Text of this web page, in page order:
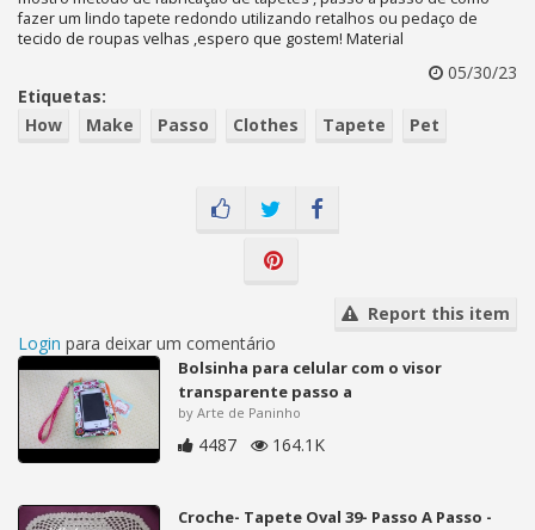
fazer um lindo tapete redondo utilizando retalhos ou pedaço de
tecido de roupas velhas ,espero que gostem! Material
05/30/23
Etiquetas:
How
Make Passo Clothes Tapete Pet
Report this item
Login para deixar um comentário
Bolsinha para celular com o visor
transparente passo a
by Arte de Paninho
4487 164.1K
Croche- Tapete Oval 39- Passo A Passo -